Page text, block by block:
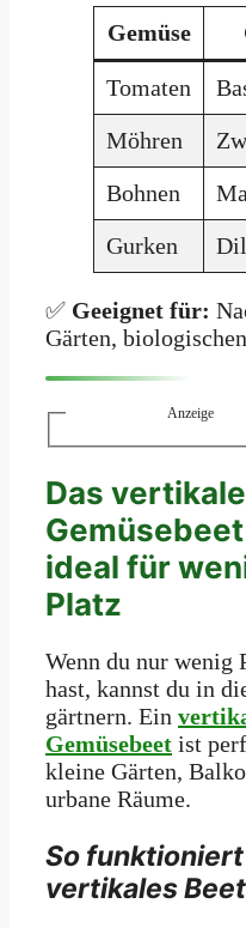
Gemüse
Tomaten
Möhren
Bohnen
Gurken
✅ Geeignet für:
Gärten,
Anzeige
Das vertikale
Gemüsebeet
ideal für
Platz
Wenn du nur wenig
hast, kannst du in
gärtnern. Ein
Gemüsebeet ist
kleine Gärten,
urbane Räume.
So
vertikales